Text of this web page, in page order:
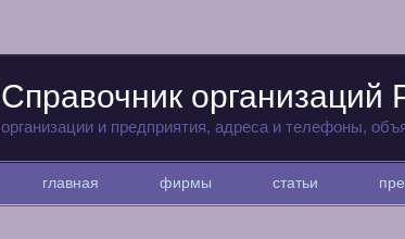
Справочник организаций
организации и предприятия, адреса и телефоны,
главная фирмы статьи